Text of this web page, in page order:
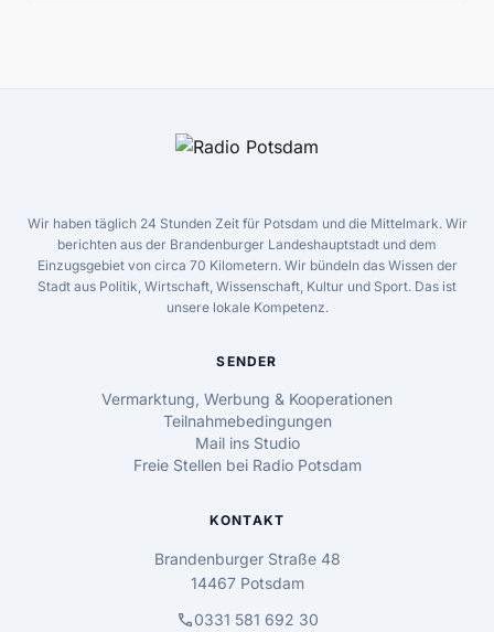
Wir haben täglich 24 Stunden Zeit für Potsdam und die Mittelmark. Wir
berichten aus der Brandenburger Landeshauptstadt und dem
Einzugsgebiet von circa 70 Kilometern. Wir bündeln das Wissen der
Stadt aus Politik, Wirtschaft, Wissenschaft, Kultur und Sport. Das ist
unsere lokale Kompetenz.
SENDER
Vermarktung, Werbung & Kooperationen
Teilnahmebedingungen
Mail ins Studio
Freie Stellen bei Radio Potsdam
KONTAKT
Brandenburger Straße 48
14467 Potsdam
call0331 581 692 30